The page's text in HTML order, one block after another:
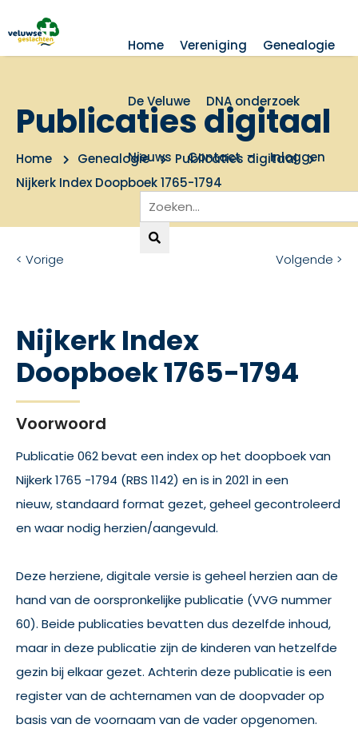
Home Vereniging Genealogie
De Veluwe DNA onderzoek
Nieuws Contact Inloggen
Publicaties digitaal
Home Genealogie
Publicaties digitaal
Nijkerk Index Doopboek 1765-1794
< Vorige Volgende >
Nijkerk Index
Doopboek 1765-1794
Voorwoord
Publicatie 062 bevat een index op het doopboek van
Nijkerk 1765 -1794 (RBS 1142) en is in 2021 in een
nieuw, standaard format gezet, geheel gecontroleerd
en waar nodig herzien/aangevuld.
Deze herziene, digitale versie is geheel herzien aan de
hand van de oorspronkelijke publicatie (VVG nummer
60). Beide publicaties bevatten dus dezelfde inhoud,
maar in deze publicatie zijn de kinderen van hetzelfde
gezin bij elkaar gezet. Achterin deze publicatie is een
register van de achternamen van de doopvader op
basis van de voornaam van de vader opgenomen.